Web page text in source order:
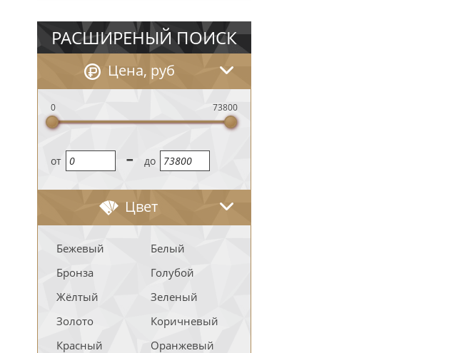
РАСШИРЕНЫЙ ПОИСК
Цена, руб
0 73800
oт - до
Цвет
Бежевый
Белый
Бронза
Голубой
Жёлтый
Зеленый
Золото
Коричневый
Красный
Оранжевый